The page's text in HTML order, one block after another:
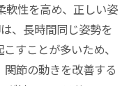
軟性を高め、正しい姿
、長時間同じ姿勢を
すことが多いため、
節の動きを改善する